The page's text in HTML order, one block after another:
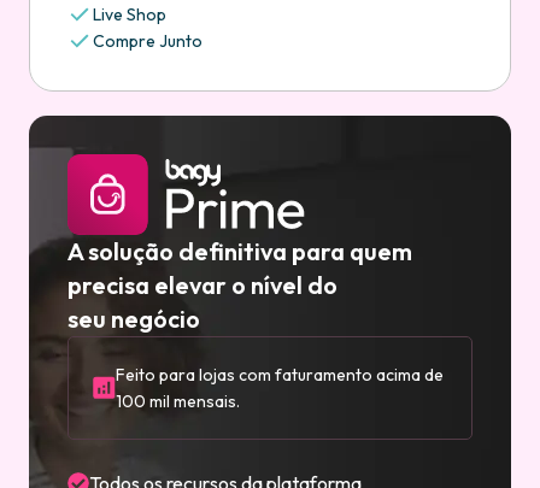
Live Shop
Compre Junto
A solução definitiva para quem
precisa elevar o nível do
seu negócio
Feito para lojas com faturamento acima de
100 mil mensais.
Todos os recursos da plataforma